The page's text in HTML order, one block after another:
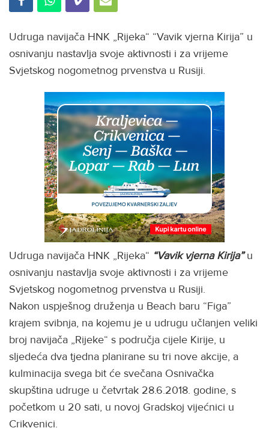
Udruga navijača HNK „Rijeka“ “Vavik vjerna Kirija” u
osnivanju nastavlja svoje aktivnosti i za vrijeme
Svjetskog nogometnog prvenstva u Rusiji.
Udruga navijača HNK „Rijeka“ “Vavik vjerna Kirija”u
osnivanju nastavlja svoje aktivnosti i za vrijeme
Svjetskog nogometnog prvenstva u Rusiji.
Nakon uspješnog druženja u Beach baru “Figa”
krajem svibnja, na kojemu je u udrugu učlanjen veliki
broj navijača „Rijeke“ s područja cijele Kirije, u
sljedeća dva tjedna planirane su tri nove akcije, a
kulminacija svega bit će svečana Osnivačka
skupština udruge u četvrtak 28.6.2018. godine, s
početkom u 20 sati, u novoj Gradskoj vijećnici u
Crikvenici.